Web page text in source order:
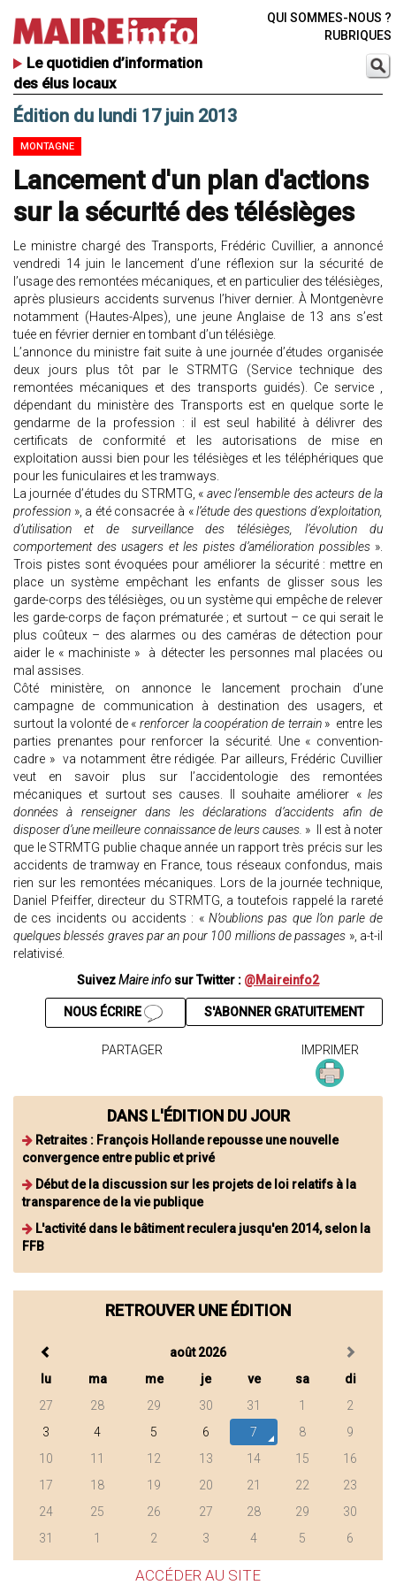
Le quotidien d’information
des élus locaux
QUI SOMMES-NOUS ?
RUBRIQUES
Édition du lundi 17 juin 2013
MONTAGNE
Lancement d'un plan d'actions
sur la sécurité des télésièges
Le ministre chargé des Transports, Frédéric Cuvillier, a annoncé
vendredi 14 juin le lancement d’une réflexion sur la sécurité de
l’usage des remontées mécaniques, et en particulier des télésièges,
après plusieurs accidents survenus l’hiver dernier. À Montgenèvre
notamment (Hautes-Alpes), une jeune Anglaise de 13 ans s’est
tuée en février dernier en tombant d’un télésiège.
L’annonce du ministre fait suite à une journée d’études organisée
deux jours plus tôt par le STRMTG (Service technique des
remontées mécaniques et des transports guidés). Ce service ,
dépendant du ministère des Transports est en quelque sorte le
gendarme de la profession : il est seul habilité à délivrer des
certificats de conformité et les autorisations de mise en
exploitation aussi bien pour les télésièges et les téléphériques que
pour les funiculaires et les tramways.
La journée d’études du STRMTG, « avec l’ensemble des acteurs de la
profession », a été consacrée à «l’étude des questions d’exploitation,
d’utilisation et de surveillance des télésièges, l’évolution du
comportement des usagers et les pistes d’amélioration possibles».
Trois pistes sont évoquées pour améliorer la sécurité : mettre en
place un système empêchant les enfants de glisser sous les
garde-corps des télésièges, ou un système qui empêche de relever
les garde-corps de façon prématurée ; et surtout – ce qui serait le
plus coûteux – des alarmes ou des caméras de détection pour
aider le « machiniste » à détecter les personnes mal placées ou
mal assises.
Côté ministère, on annonce le lancement prochain d’une
campagne de communication à destination des usagers, et
surtout la volonté de « renforcer la coopération de terrain » entre les
parties prenantes pour renforcer la sécurité. Une « convention-
cadre » va notamment être rédigée. Par ailleurs, Frédéric Cuvillier
veut en savoir plus sur l’accidentologie des remontées
mécaniques et surtout ses causes. Il souhaite améliorer «les
données à renseigner dans les déclarations d’accidents afin de
disposer d’une meilleure connaissance de leurs causes. » Il est à noter
que le STRMTG publie chaque année un rapport très précis sur les
accidents de tramway en France, tous réseaux confondus, mais
rien sur les remontées mécaniques. Lors de la journée technique,
Daniel Pfeiffer, directeur du STRMTG, a toutefois rappelé la rareté
de ces incidents ou accidents : « N’oublions pas que l’on parle de
quelques blessés graves par an pour 100 millions de passages », a-t-il
relativisé.
SuivezMaire info sur Twitter : @Maireinfo2
S'ABONNER GRATUITEMENT
NOUS ÉCRIRE
PARTAGER IMPRIMER
DANS L'ÉDITION DU JOUR
Retraites : François Hollande repousse une nouvelle
convergence entre public et privé
Début de la discussion sur les projets de loi relatifs à la
transparence de la vie publique
L'activité dans le bâtiment reculera jusqu'en 2014, selon la
FFB
RETROUVER UNE ÉDITION
août 2026
lu
ma me je ve sa
di
27
28 29 30 31 1
2
3
4 5 6 7 8
9
10
11 12 13 14 15
16
17
18 19 20 21 22
23
24
25 26 27 28 29
30
31
1 2 3 4 5 6
ACCÉDER AU SITE